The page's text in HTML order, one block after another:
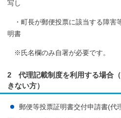
写し
・町長が郵便投票に該当する障害
明書
※氏名欄のみ自署が必要です。
2 代理記載制度を利用する場合
きない方）
郵便等投票証明書交付申請書(代